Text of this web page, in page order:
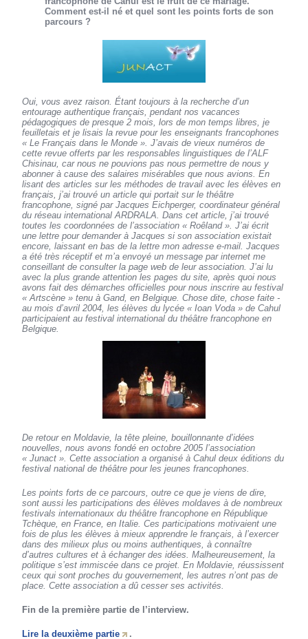
Comment est-il né et quel sont les points forts de son
parcours ?
Oui, vous avez raison. Étant toujours à la recherche d’un
entourage authentique français, pendant nos vacances
pédagogiques de presque 2 mois, lors de mon temps libres, je
feuilletais et je lisais la revue pour les enseignants francophones
« Le Français dans le Monde ». J’avais de vieux numéros de
cette revue offerts par les responsables linguistiques de l’ALF
Chisinau, car nous ne pouvions pas nous permettre de nous y
abonner à cause des salaires misérables que nous avions. En
lisant des articles sur les méthodes de travail avec les élèves en
français, j’ai trouvé un article qui portait sur le théâtre
francophone, signé par Jacques Eichperger, coordinateur général
du réseau international ARDRALA. Dans cet article, j’ai trouvé
toutes les coordonnées de l’association « Roêland ». J’ai écrit
une lettre pour demander à Jacques si son association existait
encore, laissant en bas de la lettre mon adresse e-mail. Jacques
a été très réceptif et m’a envoyé un message par internet me
conseillant de consulter la page web de leur association. J’ai lu
avec la plus grande attention les pages du site, après quoi nous
avons fait des démarches officielles pour nous inscrire au festival
« Artscène » tenu à Gand, en Belgique. Chose dite, chose faite -
au mois d’avril 2004, les élèves du lycée « Ioan Voda » de Cahul
participaient au festival international du théâtre francophone en
Belgique.
De retour en Moldavie, la tête pleine, bouillonnante d’idées
nouvelles, nous avons fondé en octobre 2005 l’association
« Junact ». Cette association a organisé à Cahul deux éditions du
festival national de théâtre pour les jeunes francophones.
Les points forts de ce parcours, outre ce que je viens de dire,
sont aussi les participations des élèves moldaves à de nombreux
festivals internationaux du théâtre francophone en République
Tchèque, en France, en Italie. Ces participations motivaient une
fois de plus les élèves à mieux apprendre le français, à l’exercer
dans des milieux plus ou moins authentiques, à connaître
d’autres cultures et à échanger des idées. Malheureusement, la
politique s’est immiscée dans ce projet. En Moldavie, réussissent
ceux qui sont proches du gouvernement, les autres n’ont pas de
place. Cette association a dû cesser ses activités.
Fin de la première partie de l’interview.
Lire la deuxième partie .